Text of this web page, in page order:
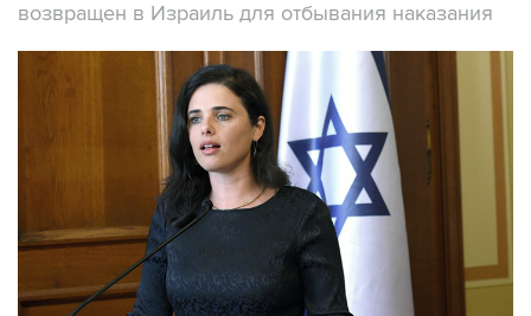
возвращен в Израиль для отбывания наказания